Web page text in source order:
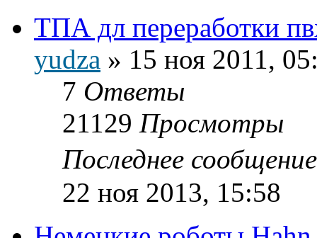
ТПА дл переработки
yudza » 15 ноя 2011,
7 Ответы
21129 Просмотры
Последнее
22 ноя 2013, 15:58